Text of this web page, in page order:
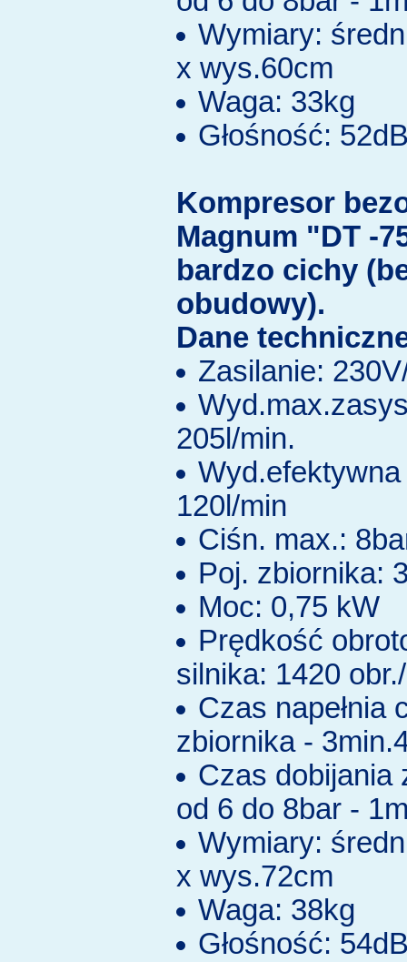
Wymiary:
x wys.60cm
Waga: 33kg
Głośność:
Kompresor
Magnum "DT -
bardzo cichy
obudowy).
Dane
Zasilanie:
205l/min.
120l/min
Ciśn. max.:
Poj. zbiornika:
Moc: 0,75 kW
Prędkość
silnika: 1420
Czas napełnia
zbiornika -
Czas dobijania
od 6 do 8bar -
Wymiary:
x wys.72cm
Waga: 38kg
Głośność: